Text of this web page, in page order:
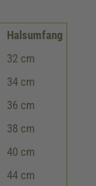
Halsumfang
32 cm
34 cm
36 cm
38 cm
40 cm
44 cm